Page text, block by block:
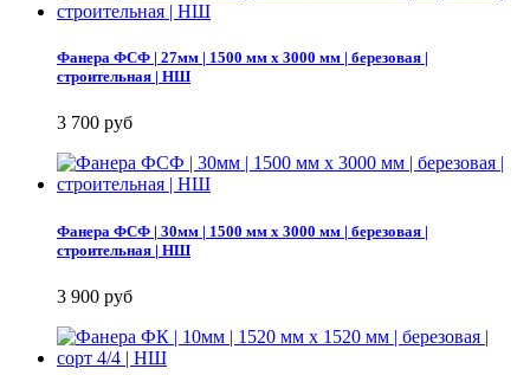
Фанера ФСФ | 27мм | 1500 мм х 3000 мм | березовая |
строительная | НШ
3 700 руб
Фанера ФСФ | 30мм | 1500 мм х 3000 мм | березовая |
строительная | НШ
3 900 руб